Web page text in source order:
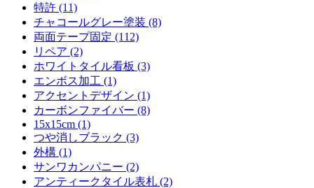
特許 (11)
チャコールグレー塗装 (8)
両面テープ固定 (112)
リペア (2)
ホワイトタイル看板 (3)
エンボス加工 (1)
アクセントデザイン (1)
カーボンファイバー (8)
15x15cm (1)
つや消しブラック (3)
外構 (1)
サンワカンパニー (2)
アンティークタイル表札 (2)